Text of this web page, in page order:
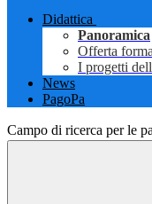
Didattica
Panoramica
Offerta
I progetti
News
PagoPa
Campo di ricerca per le